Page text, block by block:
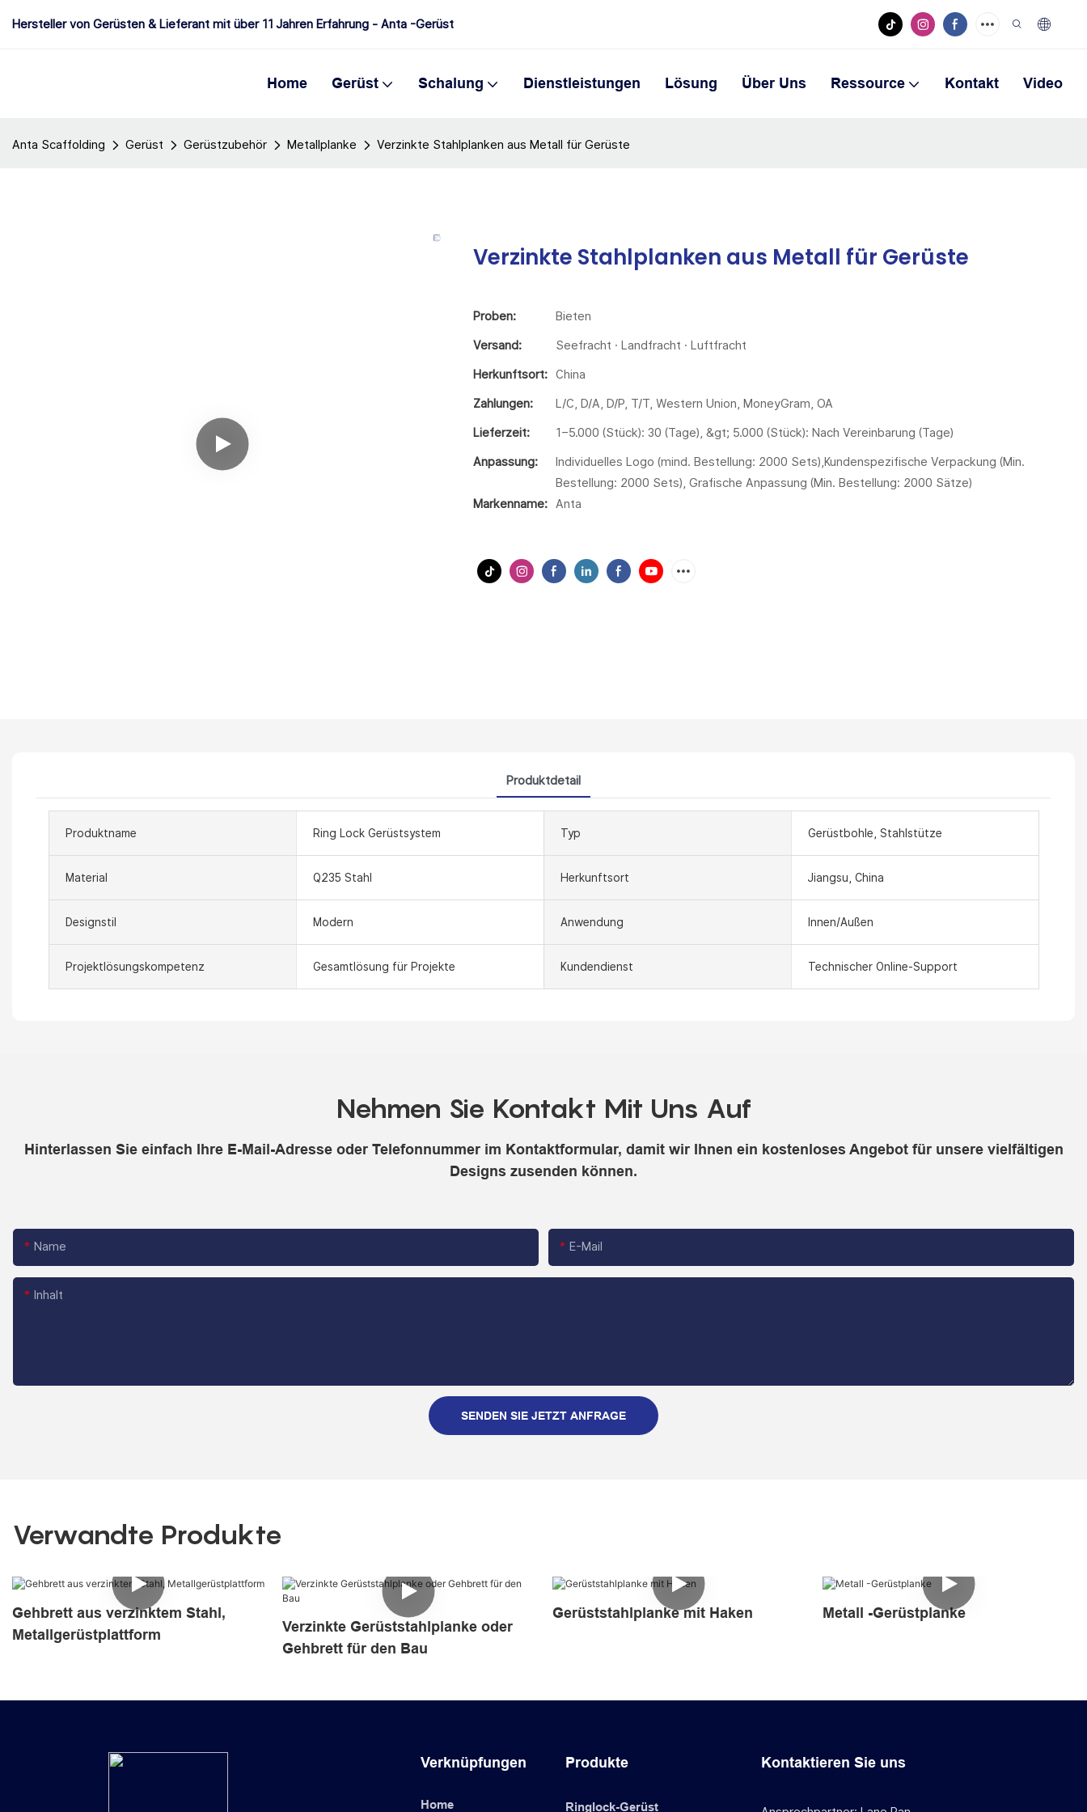
Hersteller von Gerüsten & Lieferant mit über 11 Jahren Erfahrung - Anta -Gerüst
Home Gerüst Schalung Dienstleistungen Lösung Über Uns Ressource Kontakt Video
Anta Scaffolding Gerüst Gerüstzubehör Metallplanke Verzinkte Stahlplanken aus Metall für Gerüste
Verzinkte Stahlplanken aus Metall für Gerüste
Proben: Bieten
Versand: Seefracht · Landfracht · Luftfracht
Herkunftsort: China
Zahlungen: L/C, D/A, D/P, T/T, Western Union, MoneyGram, OA
Lieferzeit: 1–5.000 (Stück): 30 (Tage), &gt; 5.000 (Stück): Nach Vereinbarung (Tage)
Anpassung:
Individuelles Logo (mind. Bestellung: 2000 Sets),Kundenspezifische Verpackung (Min.
Bestellung: 2000 Sets), Grafische Anpassung (Min. Bestellung: 2000 Sätze)
Markenname:
Anta
Produktdetail
Produktname Ring Lock Gerüstsystem Typ Gerüstbohle, Stahlstütze
Material Q235 Stahl Herkunftsort Jiangsu, China
Designstil Modern Anwendung Innen/Außen
Projektlösungskompetenz Gesamtlösung für Projekte Kundendienst Technischer Online-Support
Nehmen Sie Kontakt Mit Uns Auf
Hinterlassen Sie einfach Ihre E-Mail-Adresse oder Telefonnummer im Kontaktformular, damit wir Ihnen ein kostenloses Angebot für unsere vielfältigen
Designs zusenden können.
Name E-Mail
Inhalt
SENDEN SIE JETZT ANFRAGE
Verwandte Produkte
Gehbrett aus verzinktem Stahl,
Metallgerüstplattform
Verzinkte Gerüststahlplanke oder
Gehbrett für den Bau
Gerüststahlplanke mit Haken Metall -Gerüstplanke
Verknüpfungen
Home
Produkte
Ringlock-Gerüst
Kontaktieren Sie uns